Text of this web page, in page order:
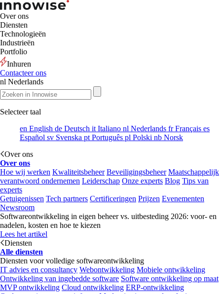
Over ons
Diensten
Technologieën
Industrieën
Portfolio
Inhuren
Contacteer ons
nl Nederlands
Selecteer taal
en English de Deutsch it Italiano nl Nederlands frFrançais es
Español sv Svenska pt Português pl Polski nb Norsk
Over ons
Over ons
Hoe wij werken Kwaliteitsbeheer Beveiligingsbeheer Maatschappelijk
verantwoord ondernemen Leiderschap Onze experts Blog Tips van
experts
Getuigenissen Tech partners Certificeringen Prijzen Evenementen
Newsroom
Softwareontwikkeling in eigen beheer vs. uitbesteding 2026: voor- en
nadelen, kosten en hoe te kiezen
Lees het artikel
Diensten
Alle diensten
Diensten voor volledige softwareontwikkeling
IT advies en consultancy Webontwikkeling Mobiele ontwikkeling
Ontwikkeling van ingebedde software Software ontwikkeling op maat
MVP ontwikkeling Cloud ontwikkeling ERP-ontwikkeling